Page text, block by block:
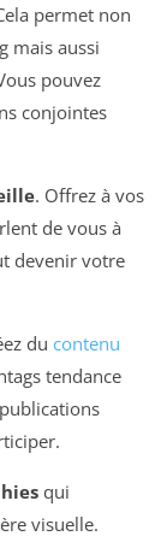
permet non
mais aussi
pouvez
conjointes
. Offrez à vos
de vous à
devenir votre
du contenu
tendance
qui
visuelle.